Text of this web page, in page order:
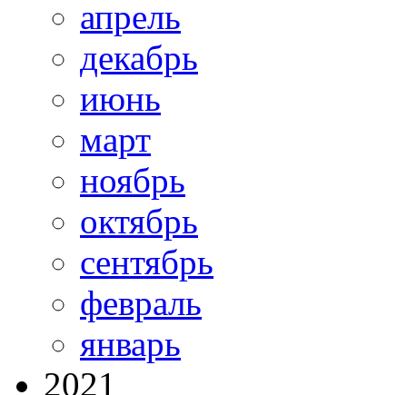
апрель
декабрь
июнь
март
ноябрь
октябрь
сентябрь
февраль
январь
2021